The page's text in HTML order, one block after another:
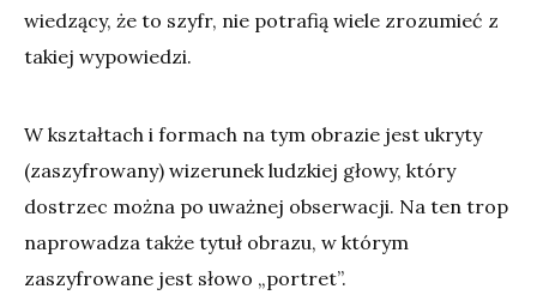
wiedzący, że to szyfr, nie potrafią wiele zrozumieć z
takiej wypowiedzi.
W kształtach i formach na tym obrazie jest ukryty
(zaszyfrowany) wizerunek ludzkiej głowy, który
dostrzec można po uważnej obserwacji. Na ten trop
naprowadza także tytuł obrazu, w którym
zaszyfrowane jest słowo „portret”.